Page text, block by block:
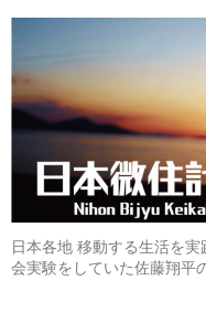
日本各地 移動する生活を
会実験をしていた佐藤翔平